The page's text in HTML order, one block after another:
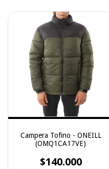
Campera Tofino - ONEILL
(OMQ1CA17VE)
$140.000